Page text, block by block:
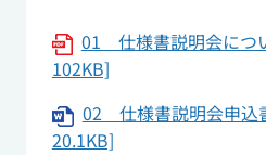
01 仕様書説明会につ
102KB]
02 仕様書説明会申込
20.1KB]